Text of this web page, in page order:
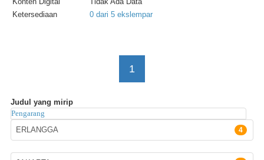
Ketersediaan
0 dari 5 ekslempar
1
Judul yang mirip
Pengarang
Penerbit
ERLANGGA 4
Lokasi Terbit